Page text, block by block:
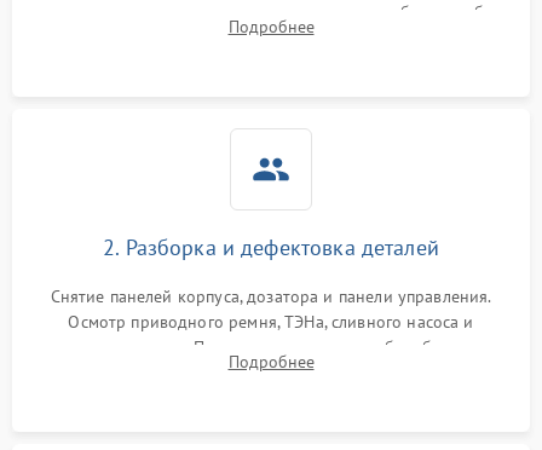
выявления посторонних шумов, протечек или сбоев в работе
электронного модуля управления.
Подробнее
2. Разборка и дефектовка деталей
Снятие панелей корпуса, дозатора и панели управления.
Осмотр приводного ремня, ТЭНа, сливного насоса и
амортизаторов. Проверка подшипников барабана и
крестовины на износ, а манжеты люка на разрывы.
Подробнее